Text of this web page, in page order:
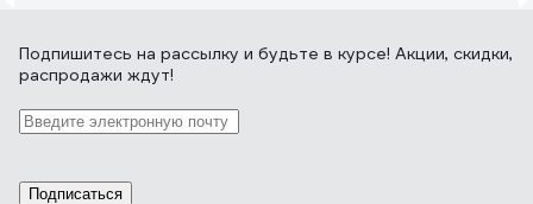
Хорошо с справляется с тем, для чего сделан
Подпишитесь на рассылку и будьте в курсе! Акции, скидки,
распродажи ждут!
Подписаться